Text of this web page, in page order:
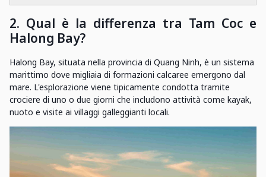
2. Qual è la differenza tra Tam Coc e
Halong Bay?
Halong Bay, situata nella provincia di Quang Ninh, è un sistema
marittimo dove migliaia di formazioni calcaree emergono dal
mare. L'esplorazione viene tipicamente condotta tramite
crociere di uno o due giorni che includono attività come kayak,
nuoto e visite ai villaggi galleggianti locali.